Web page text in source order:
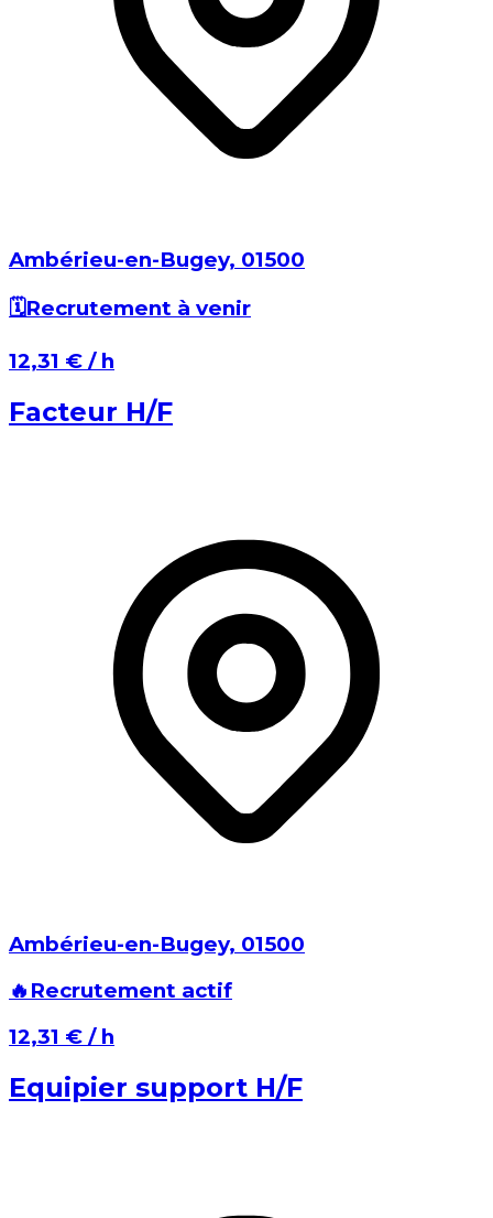
Ambérieu-en-Bugey⁩, ⁨01500⁩
🗓️Recrutement à venir
⁨12,31 €⁩ / h
Facteur H/F
Ambérieu-en-Bugey⁩, ⁨01500⁩
🔥 Recrutement actif
⁨12,31 €⁩ / h
Equipier support H/F